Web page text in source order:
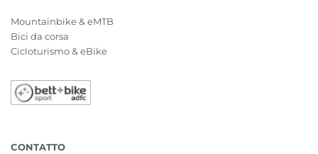
Mountainbike & eMTB
Bici da corsa
Cicloturismo & eBike
CONTATTO